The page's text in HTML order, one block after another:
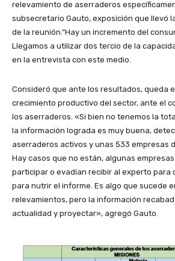
relevamiento de aserraderos
subsecretario Gauto, exposición que llevó
de la reunión.“Hay un incremento del
Llegamos a utilizar dos tercio de la
en la entrevista con este medio.
Consideró que ante los resultados, queda
crecimiento productivo del sector, ante el
los aserraderos. «Si bien no tenemos la
la información lograda es muy buena,
aserraderos activos y unas 533 empresas
Hay casos que no están, algunas
participar o evadían recibir al experto para
para nutrir el informe. Es algo que sucede
relevamientos, pero la información
actualidad y proyectar», agregó Gauto.